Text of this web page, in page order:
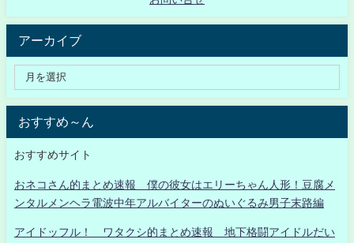
アーカイブ
おすすめ～ん
おすすめサイト
おネコさん的まとめ速報 僕の彼女はエリーちゃん人形！豆腐メ
ンタルメンヘラ電波中年アルバイターのぬいぐるみ男子末路編
アイドッフル！ ワタクシ的まとめ速報 地下格闘アイドルだい